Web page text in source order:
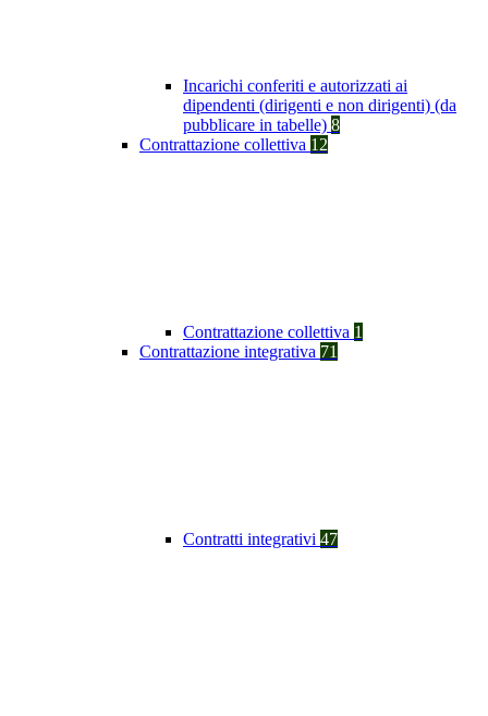
Incarichi conferiti e autorizzati ai
dipendenti (dirigenti e non dirigenti) (da
pubblicare in tabelle) 8
Contrattazione collettiva 12
Contrattazione collettiva 1
Contrattazione integrativa 71
Contratti integrativi 47